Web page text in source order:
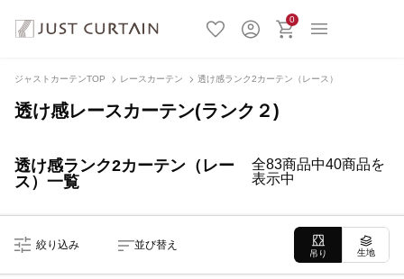
0
ジャストカーテンTOP レースカーテン 透け感ランク2カーテン（レース）
透け感レースカーテン(ランク２)
透け感ランク2カーテン（レー
ス）一覧
全83商品中40商品を
表示中
絞り込み 並び替え
吊り 生地